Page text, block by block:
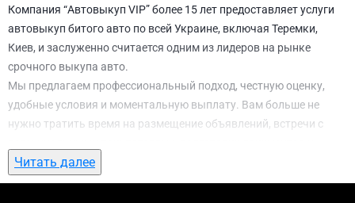
Компания “Автовыкуп VIP” более 15 лет предоставляет услуги
автовыкуп битого авто по всей Украине, включая Теремки,
Киев, и заслуженно считается одним из лидеров на рынке
срочного выкупа авто.
Мы предлагаем профессиональный подход, честную оценку,
удобные условия и моментальную выплату. Вам больше не
нужно тратить время на размещение объявлений, встречи с
ожидание. С нами вы можете
Киеввсего за 1 день.
Читать далее